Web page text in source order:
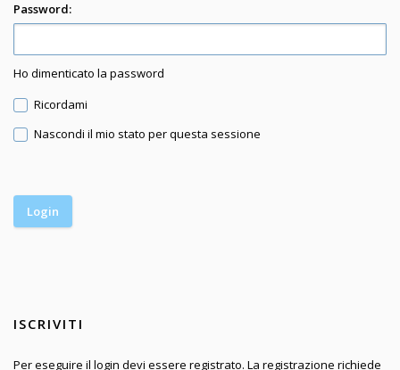
Password:
Ho dimenticato la password
Ricordami
Nascondi il mio stato per questa sessione
ISCRIVITI
Per eseguire il login devi essere registrato. La registrazione richiede